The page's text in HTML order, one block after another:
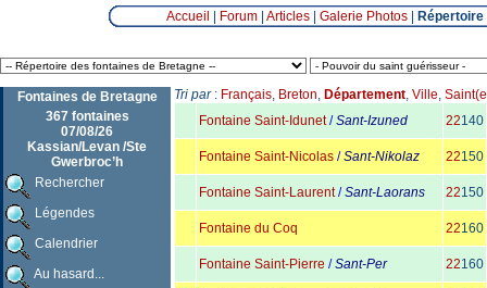
Accueil Forum| Articles| Galerie Photos|
Fontaines de Bretagne
367 fontaines
07/08/26
Kassian/Levan /Ste
Gwerbroc’h
Rechercher
Légendes
Calendrier
Au hasard...
Tri par: Français, Breton, Département, Ville,
Fontaine Saint-Idunet/Sant-Izuned 22140
Fontaine Saint-Nicolas /Sant-Nikolaz 22150
Fontaine Saint-Laurent/Sant-Laorans 22150
Fontaine du Coq 22160
Fontaine Saint-Pierre /Sant-Per 22160